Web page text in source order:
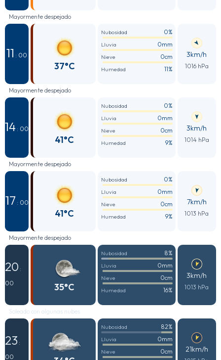
Mayormente despejado
11 : 00
37°C
Nubosidad 0%
Lluvia 0mm
Nieve 0cm
Humedad 11%
3km/h
1016 hPa
Mayormente despejado
14 : 00
41°C
Nubosidad 0%
Lluvia 0mm
Nieve 0cm
Humedad 9%
3km/h
1014 hPa
Mayormente despejado
17 : 00
41°C
Nubosidad 0%
Lluvia 0mm
Nieve 0cm
Humedad 9%
7km/h
1013 hPa
Mayormente despejado
20 :
00
35°C
Nubosidad 8%
Lluvia 0mm
Nieve 0cm
Humedad 16%
3km/h
1013 hPa
Soleado con algunas nubes
23 :
00
Nubosidad 82%
Lluvia 0mm
Nieve 0cm 21km/h